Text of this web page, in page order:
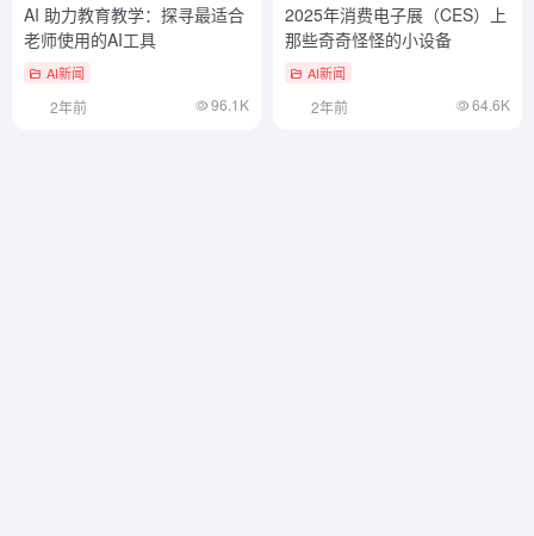
AI 助力教育教学：探寻最适合
老师使用的AI工具
AI新闻
2年前 96.1K
2025年消费电子展（CES）上
那些奇奇怪怪的小设备
AI新闻
2年前 64.6K